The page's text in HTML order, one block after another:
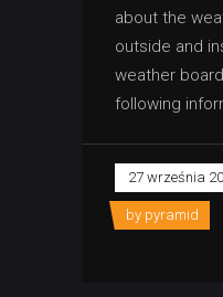
about the
outside and
weather
following
27 września
by pyramid